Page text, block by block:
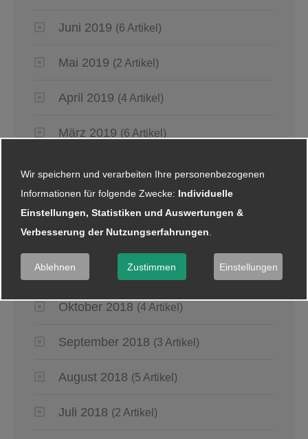
Juni 2019 (6 Artikel)
Mai 2019 (2 Artikel)
April 2019 (4 Artikel)
März 2019 (6 Artikel)
Januar 2019 (5 Artikel)
2018
Dezember 2018 (8 Artikel)
November 2018 (2 Artikel)
Oktober 2018 (4 Artikel)
September 2018 (3 Artikel)
August 2018 (5 Artikel)
Juli 2018 (2 Artikel)
Wir speichern und verarbeiten Ihre personenbezogenen
Informationen für folgende Zwecke: Individuelle
Einstellungen, Statistiken und Auswertungen &
Verbesserung der Nutzungserfahrungen.
Ablehnen Zustimmen Einstellungen